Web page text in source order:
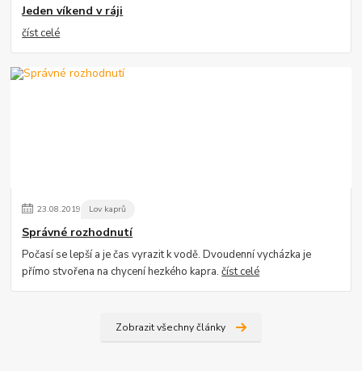
Jeden víkend v ráji
číst celé
23.08.2019 Lov kaprů
Správné rozhodnutí
Počasí se lepší a je čas vyrazit k vodě. Dvoudenní vycházka je
přímo stvořena na chycení hezkého kapra.číst celé
Zobrazit všechny články